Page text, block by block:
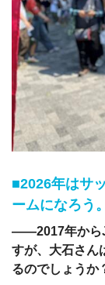
■2026年はサ
ームになろう
――2017年からJ
すが、大石さん
るのでしょうか